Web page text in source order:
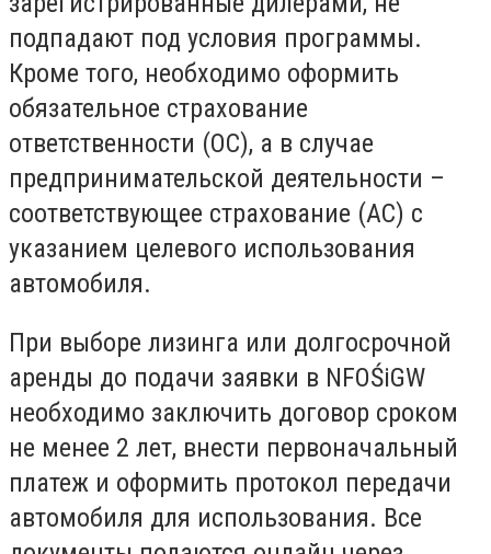
подпадают под условия программы.
Кроме того, необходимо оформить
обязательное страхование
ответственности (OC), а в случае
предпринимательской деятельности –
соответствующее страхование (AC) с
указанием целевого использования
автомобиля.
При выборе лизинга или долгосрочной
аренды до подачи заявки в NFOŚiGW
необходимо заключить договор сроком
не менее 2 лет, внести первоначальный
платеж и оформить протокол передачи
автомобиля для использования. Все